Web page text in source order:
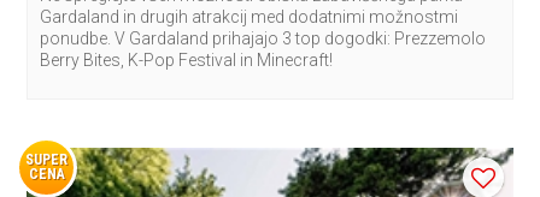
Gardaland in drugih atrakcij med dodatnimi možnostmi
ponudbe. V Gardaland prihajajo 3 top dogodki: Prezzemolo
Berry Bites, K-Pop Festival in Minecraft!
SUPER
CENA